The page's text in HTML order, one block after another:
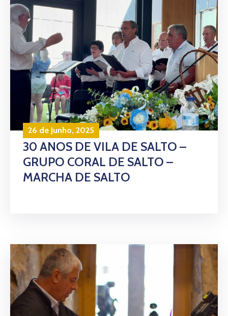
26 de Junho, 2025
30 ANOS DE VILA DE SALTO –
GRUPO CORAL DE SALTO –
MARCHA DE SALTO